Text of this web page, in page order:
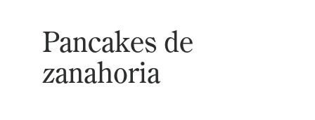
Pancakes de
zanahoria